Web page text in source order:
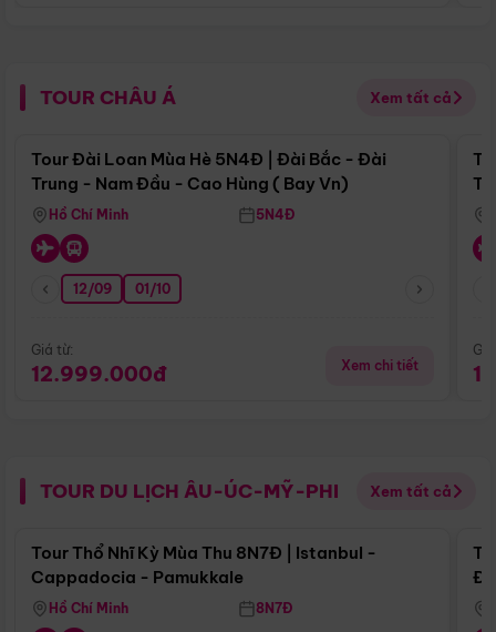
TOUR CHÂU Á Xem tất cả
Điểm nổi bật
Tour Đài Loan Mùa Hè 5N4Đ | Đài Bắc - Đài
Trung - Nam Đầu - Cao Hùng ( Bay Vn)
Hồ Chí Minh 5N4Đ
12/09 01/10
Giá từ:
12.999.000đ Xem chi tiết
TOUR DU LỊCH ÂU-ÚC-MỸ-PHI Xem tất cả
Điểm nổi bật
Tour Thổ Nhĩ Kỳ Mùa Thu 8N7Đ | Istanbul -
Cappadocia - Pamukkale
Hồ Chí Minh 8N7Đ